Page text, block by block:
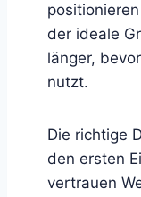
der ideale
länger,
nutzt.
Die richtige
den ersten
vertrauen